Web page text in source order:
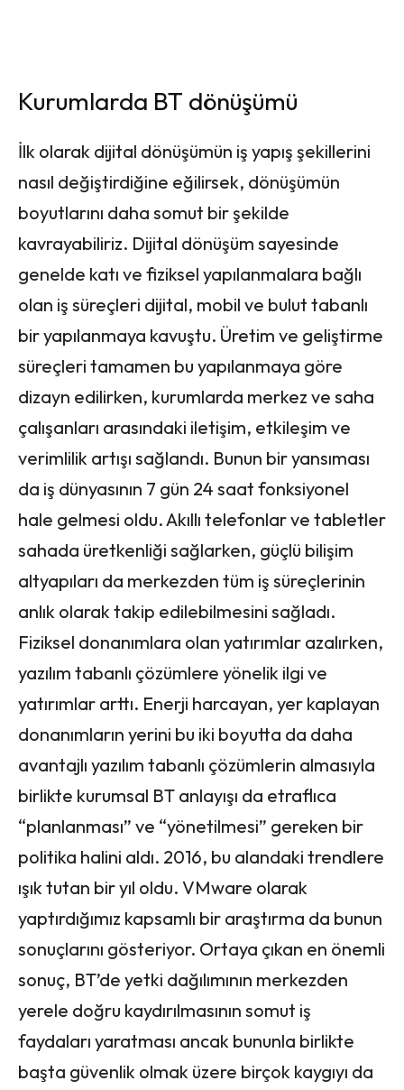
Kurumlarda BT dönüşümü
İlk olarak dijital dönüşümün iş yapış şekillerini
nasıl değiştirdiğine eğilirsek, dönüşümün
boyutlarını daha somut bir şekilde
kavrayabiliriz. Dijital dönüşüm sayesinde
genelde katı ve fiziksel yapılanmalara bağlı
olan iş süreçleri dijital, mobil ve bulut tabanlı
bir yapılanmaya kavuştu. Üretim ve geliştirme
süreçleri tamamen bu yapılanmaya göre
dizayn edilirken, kurumlarda merkez ve saha
çalışanları arasındaki iletişim, etkileşim ve
verimlilik artışı sağlandı. Bunun bir yansıması
da iş dünyasının 7 gün 24 saat fonksiyonel
hale gelmesi oldu. Akıllı telefonlar ve tabletler
sahada üretkenliği sağlarken, güçlü bilişim
altyapıları da merkezden tüm iş süreçlerinin
anlık olarak takip edilebilmesini sağladı.
Fiziksel donanımlara olan yatırımlar azalırken,
yazılım tabanlı çözümlere yönelik ilgi ve
yatırımlar arttı. Enerji harcayan, yer kaplayan
donanımların yerini bu iki boyutta da daha
avantajlı yazılım tabanlı çözümlerin almasıyla
birlikte kurumsal BT anlayışı da etraflıca
“planlanması” ve “yönetilmesi” gereken bir
politika halini aldı. 2016, bu alandaki trendlere
ışık tutan bir yıl oldu. VMware olarak
yaptırdığımız kapsamlı bir araştırma da bunun
sonuçlarını gösteriyor. Ortaya çıkan en önemli
sonuç, BT’de yetki dağılımının merkezden
yerele doğru kaydırılmasının somut iş
faydaları yaratması ancak bununla birlikte
başta güvenlik olmak üzere birçok kaygıyı da